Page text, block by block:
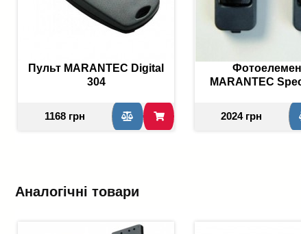
Пульт MARANTEC Digital
304
1168 грн
MARANTEC
2024 грн
Аналогічні товари